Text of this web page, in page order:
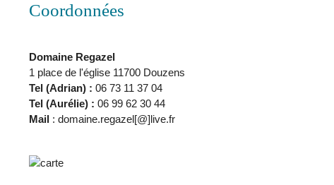
Coordonnées
Domaine Regazel
1 place de l'église 11700 Douzens
Tel (Adrian) : 06 73 11 37 04
Tel (Aurélie) : 06 99 62 30 44
Mail : domaine.regazel[@]live.fr